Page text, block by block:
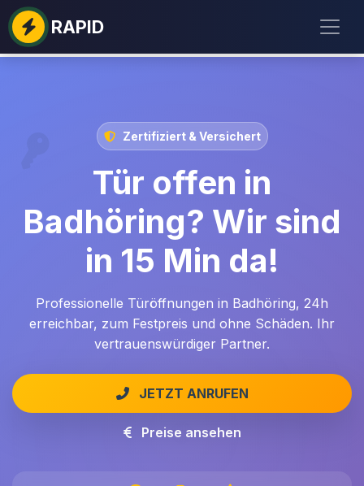
RAPID
Zertifiziert & Versichert
Tür offen in
Badhöring? Wir sind
in 15 Min da!
Professionelle Türöffnungen in Badhöring, 24h
erreichbar, zum Festpreis und ohne Schäden. Ihr
vertrauenswürdiger Partner.
JETZT ANRUFEN
Preise ansehen